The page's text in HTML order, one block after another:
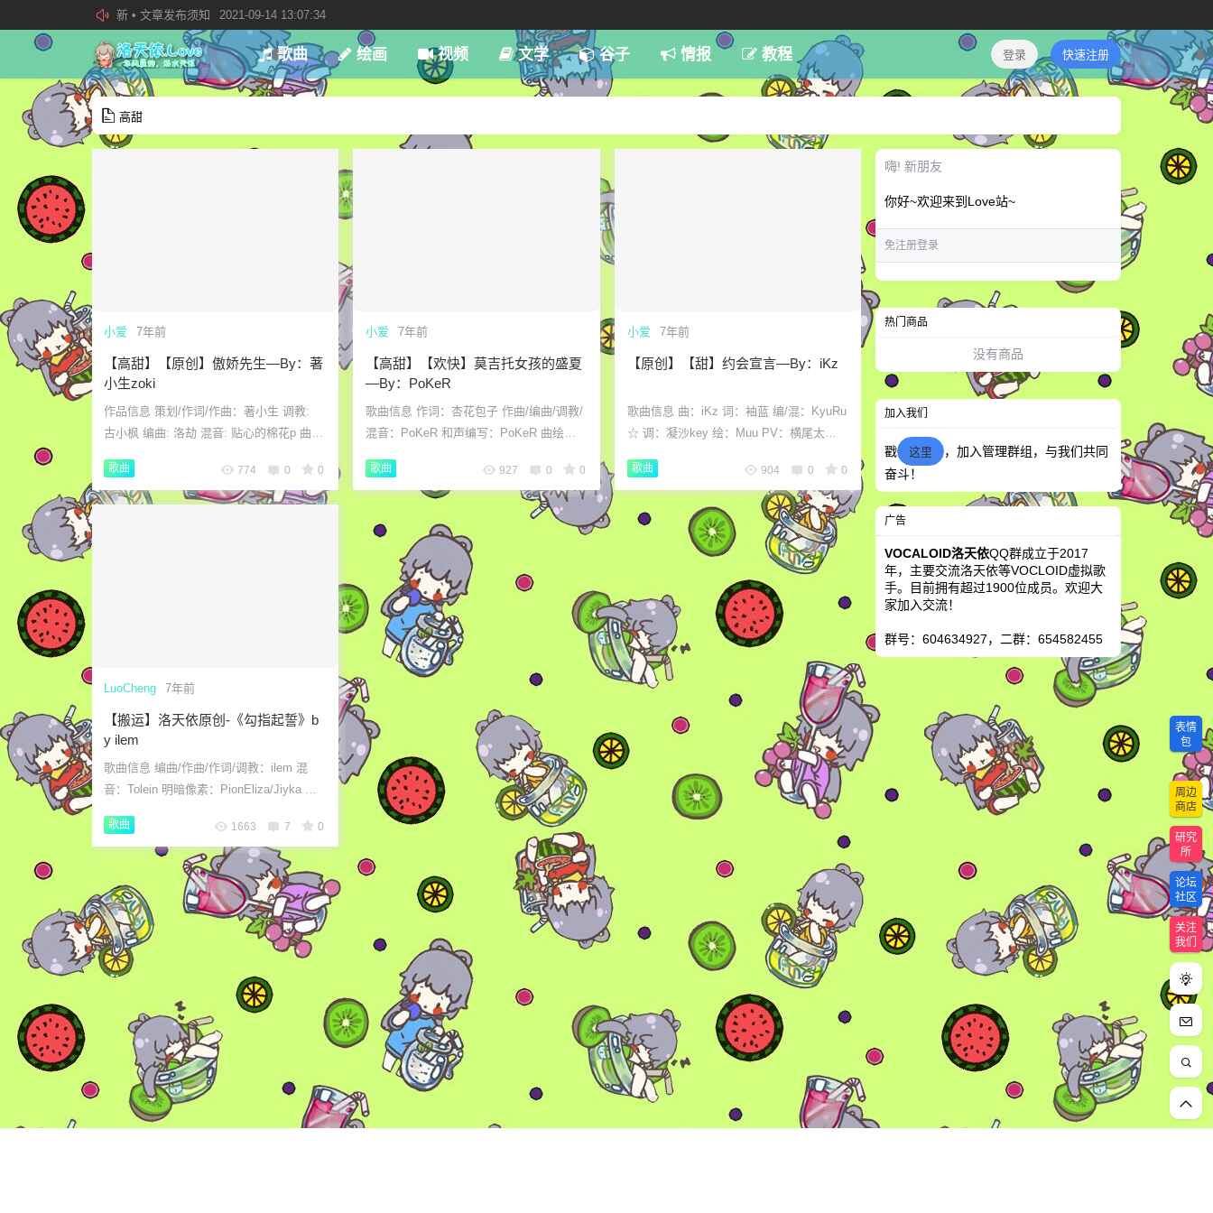
欢迎加入“VOCALOID洛天依“QQ群！
2019-08-27 23:47:59
加入本站管理团队
2019-08-21 02:23:34
歌曲 绘画 视频 文学 谷子 情报 教程 登录 快速注册
高甜
小爱 7年前
【高甜】【原创】傲娇先生—By：著
小生zoki
作品信息 策划/作词/作曲：著小生 调教:
古小枫 编曲: 洛劫 混音: 贴心的棉花p 曲
品：半木生工...
歌曲 774 0 0
小爱 7年前
【高甜】【欢快】莫吉托女孩的盛夏
—By：PoKeR
歌曲信息 作词：杏花包子 作曲/编曲/调教/
混音：PoKeR 和声编写：PoKeR 曲绘：
7:04 传送门 云村...
歌曲 927 0 0
小爱 7年前
【原创】【甜】约会宣言—By：iKz
歌曲信息 曲：iKz 词：袖蓝 编/混：KyuRu
☆ 调：凝沙key 绘：Muu PV：横尾太喵
在这个广阔的宇...
歌曲 904 0 0
LuoCheng 7年前
【搬运】洛天依原创-《勾指起誓》b
y ilem
歌曲信息 编曲/作曲/作词/调教：ilem 混
音：Tolein 明暗像素：PionEliza/Jiyka 传
deo/av434...
歌曲 1663 7 0
嗨! 新朋友
你好~欢迎来到Love站~
免注册登录
热门商品
没有商品
加入我们
戳 这里
，加入管理群组，与我们共同
奋斗！
广告
VOCALOID洛天依QQ群成立于2017
年，主要交流洛天依等VOCLOID虚拟歌
手。目前拥有超过1900位成员。欢迎大
家加入交流！
群号：604634927，二群：654582455
您没有权限发布内容，请购买会员或者提升权
6位以上
6位以上
找回 已有帐号？
表情
包
周边
商店
研究
所
论坛
社区
关注
我们